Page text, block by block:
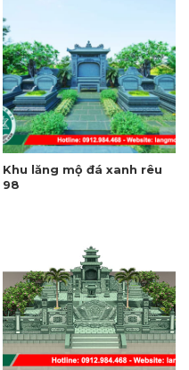
Khu lăng mộ đá xanh rêu
98